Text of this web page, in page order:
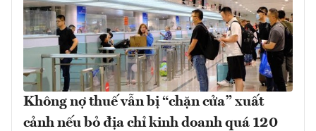
Không nợ thuế vẫn bị “chặn cửa” xuất
cảnh nếu bỏ địa chỉ kinh doanh quá 120